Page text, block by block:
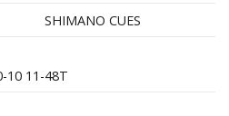
SHIMANO CUES
10 11-48T